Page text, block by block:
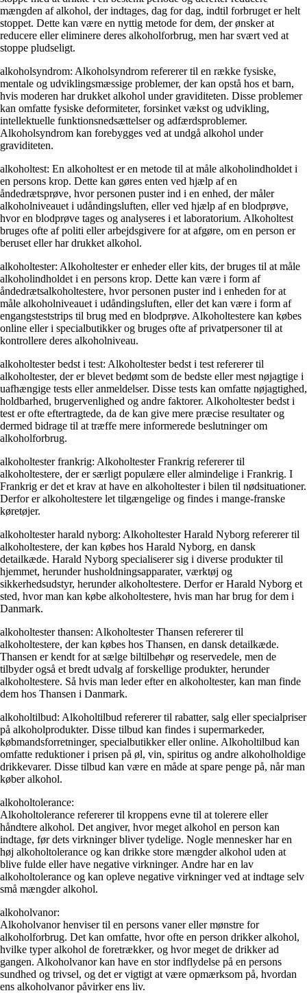
mængden af alkohol, der indtages, dag for dag, indtil forbruget er helt
stoppet. Dette kan være en nyttig metode for dem, der ønsker at
reducere eller eliminere deres alkoholforbrug, men har svært ved at
stoppe pludseligt.
alkoholsyndrom: Alkoholsyndrom refererer til en række fysiske,
mentale og udviklingsmæssige problemer, der kan opstå hos et barn,
hvis moderen har drukket alkohol under graviditeten. Disse problemer
kan omfatte fysiske deformiteter, forsinket vækst og udvikling,
intellektuelle funktionsnedsættelser og adfærdsproblemer.
Alkoholsyndrom kan forebygges ved at undgå alkohol under
graviditeten.
alkoholtest: En alkoholtest er en metode til at måle alkoholindholdet i
en persons krop. Dette kan gøres enten ved hjælp af en
åndedrætsprøve, hvor personen puster ind i en enhed, der måler
alkoholniveauet i udåndingsluften, eller ved hjælp af en blodprøve,
hvor en blodprøve tages og analyseres i et laboratorium. Alkoholtest
bruges ofte af politi eller arbejdsgivere for at afgøre, om en person er
beruset eller har drukket alkohol.
alkoholtester: Alkoholtester er enheder eller kits, der bruges til at måle
alkoholindholdet i en persons krop. Dette kan være i form af
åndedrætsalkoholtestere, hvor personen puster ind i enheden for at
måle alkoholniveauet i udåndingsluften, eller det kan være i form af
engangsteststrips til brug med en blodprøve. Alkoholtestere kan købes
online eller i specialbutikker og bruges ofte af privatpersoner til at
kontrollere deres alkoholniveau.
alkoholtester bedst i test: Alkoholtester bedst i test refererer til
alkoholtester, der er blevet bedømt som de bedste eller mest nøjagtige i
uafhængige tests eller anmeldelser. Disse tests kan omfatte nøjagtighed,
holdbarhed, brugervenlighed og andre faktorer. Alkoholtester bedst i
test er ofte eftertragtede, da de kan give mere præcise resultater og
dermed bidrage til at træffe mere informerede beslutninger om
alkoholforbrug.
alkoholtester frankrig: Alkoholtester Frankrig refererer til
alkoholtestere, der er særligt populære eller almindelige i Frankrig. I
Frankrig er det et krav at have en alkoholtester i bilen til nødsituationer.
Derfor er alkoholtestere let tilgængelige og findes i mange-franske
køretøjer.
alkoholtester harald nyborg: Alkoholtester Harald Nyborg refererer til
alkoholtestere, der kan købes hos Harald Nyborg, en dansk
detailkæde. Harald Nyborg specialiserer sig i diverse produkter til
hjemmet, herunder husholdningsapparater, værktøj og
sikkerhedsudstyr, herunder alkoholtestere. Derfor er Harald Nyborg et
sted, hvor man kan købe alkoholtestere, hvis man har brug for dem i
Danmark.
alkoholtester thansen: Alkoholtester Thansen refererer til
alkoholtestere, der kan købes hos Thansen, en dansk detailkæde.
Thansen er kendt for at sælge biltilbehør og reservedele, men de
tilbyder også et bredt udvalg af forskellige produkter, herunder
alkoholtestere. Så hvis man leder efter en alkoholtester, kan man finde
dem hos Thansen i Danmark.
alkoholtilbud: Alkoholtilbud refererer til rabatter, salg eller specialpriser
på alkoholprodukter. Disse tilbud kan findes i supermarkeder,
købmandsforretninger, specialbutikker eller online. Alkoholtilbud kan
omfatte reduktioner i prisen på øl, vin, spiritus og andre alkoholholdige
drikkevarer. Disse tilbud kan være en måde at spare penge på, når man
køber alkohol.
alkoholtolerance:
Alkoholtolerance refererer til kroppens evne til at tolerere eller
håndtere alkohol. Det angiver, hvor meget alkohol en person kan
indtage, før dets virkninger bliver tydelige. Nogle mennesker har en
høj alkoholtolerance og kan drikke store mængder alkohol uden at
blive fulde eller have negative virkninger. Andre har en lav
alkoholtolerance og kan opleve negative virkninger ved at indtage selv
små mængder alkohol.
alkoholvanor:
Alkoholvanor henviser til en persons vaner eller mønstre for
alkoholforbrug. Det kan omfatte, hvor ofte en person drikker alkohol,
hvilke typer alkohol de foretrækker, og hvor meget de drikker ad
gangen. Alkoholvanor kan have en stor indflydelse på en persons
sundhed og trivsel, og det er vigtigt at være opmærksom på, hvordan
ens alkoholvanor påvirker ens liv.